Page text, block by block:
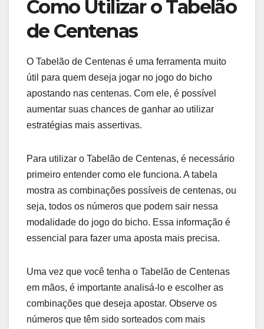
Como Utilizar o Tabelão
de Centenas
O Tabelão de Centenas é uma ferramenta muito
útil para quem deseja jogar no jogo do bicho
apostando nas centenas. Com ele, é possível
aumentar suas chances de ganhar ao utilizar
estratégias mais assertivas.
Para utilizar o Tabelão de Centenas, é necessário
primeiro entender como ele funciona. A tabela
mostra as combinações possíveis de centenas, ou
seja, todos os números que podem sair nessa
modalidade do jogo do bicho. Essa informação é
essencial para fazer uma aposta mais precisa.
Uma vez que você tenha o Tabelão de Centenas
em mãos, é importante analisá-lo e escolher as
combinações que deseja apostar. Observe os
números que têm sido sorteados com mais